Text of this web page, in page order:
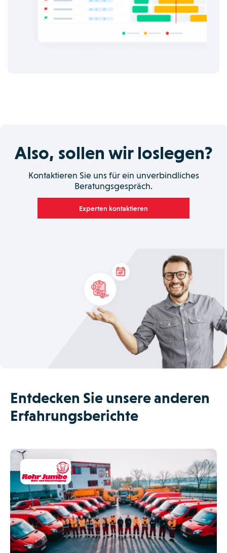
Also, sollen wir loslegen?
Kontaktieren Sie uns für ein unverbindliches
Beratungsgespräch.
Experten kontaktieren
Entdecken Sie unsere anderen
Erfahrungsberichte